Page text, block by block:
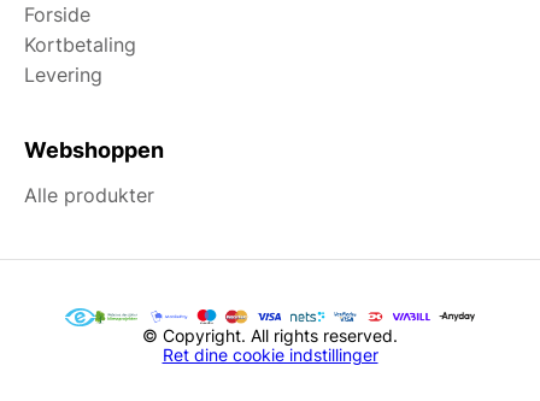
Forside
Kortbetaling
Levering
Webshoppen
Alle produkter
© Copyright. All rights reserved.
Ret dine cookie indstillinger